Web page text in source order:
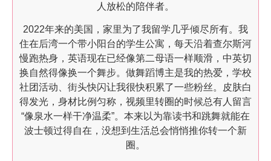
人放松的陪伴者。
2022年来的美国，家里为了我留学几乎倾尽所有。我
住在后湾一个带小阳台的学生公寓，每天沿着查尔斯河
慢跑热身，英语现在已经像第二母语一样顺滑，中英切
换自然得像换一个舞步。做舞蹈博主是我的热爱，学校
社团活动、街头快闪让我很快积累了一些粉丝。皮肤白
得发光，身材比例匀称，视频里转圈的时候总有人留言
“像泉水一样干净温柔”。本来以为靠读书和跳舞就能在
波士顿过得自在，没想到生活总会悄悄推你转一个新
圈。